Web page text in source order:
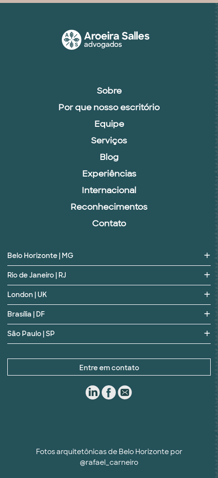
Sobre
Por que nosso escritório
Equipe
Serviços
Blog
Experiências
Internacional
Reconhecimentos
Contato
Belo Horizonte | MG
Rio de Janeiro | RJ
London | UK
Brasília | DF
São Paulo | SP
Entre em contato
Fotos arquitetônicas de Belo Horizonte por
@rafael_carneiro